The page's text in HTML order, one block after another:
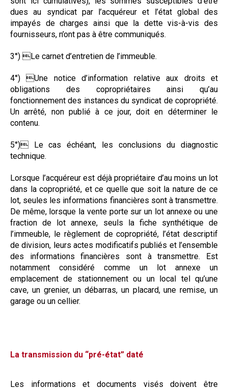
dues au syndicat par l’acquéreur et l’état global des
impayés de charges ainsi que la dette vis-à-vis des
fournisseurs, n’ont pas à être communiqués.
3°) Le carnet d’entretien de l’immeuble.
4°) Une notice d’information relative aux droits et
obligations des copropriétaires ainsi qu’au
fonctionnement des instances du syndicat de copropriété.
Un arrêté, non publié à ce jour, doit en déterminer le
contenu.
5°) Le cas échéant, les conclusions du diagnostic
technique.
Lorsque l’acquéreur est déjà propriétaire d’au moins un lot
dans la copropriété, et ce quelle que soit la nature de ce
lot, seules les informations financières sont à transmettre.
De même, lorsque la vente porte sur un lot annexe ou une
fraction de lot annexe, seuls la fiche synthétique de
l’immeuble, le règlement de copropriété, l’état descriptif
de division, leurs actes modificatifs publiés et l’ensemble
des informations financières sont à transmettre. Est
notamment considéré comme un lot annexe un
emplacement de stationnement ou un local tel qu’une
cave, un grenier, un débarras, un placard, une remise, un
garage ou un cellier.
La transmission du “pré-état” daté
Les informations et documents visés doivent être